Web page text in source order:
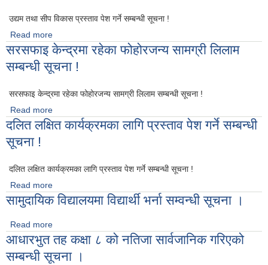
उद्यम तथा सीप विकास प्रस्ताव पेश गर्ने सम्बन्धी सूचना !
Read more
सरसफाइ केन्द्रमा रहेका फोहोरजन्य सामग्री लिलाम
सम्बन्धी सूचना !
सरसफाइ केन्द्रमा रहेका फोहोरजन्य सामग्री लिलाम सम्बन्धी सूचना !
Read more
!
दलित लक्षित कार्यक्रमका लागि प्रस्ताव पेश गर्ने सम्बन्धी
सूचना !
दलित लक्षित कार्यक्रमका लागि प्रस्ताव पेश गर्ने सम्बन्धी सूचना !
Read more
सामुदायिक विद्यालयमा विद्यार्थी भर्ना सम्वन्धी सूचना ।
Read more
आधारभुत तह कक्षा ८ को नतिजा सार्वजानिक गरिएको
सम्बन्धी सूचना ।